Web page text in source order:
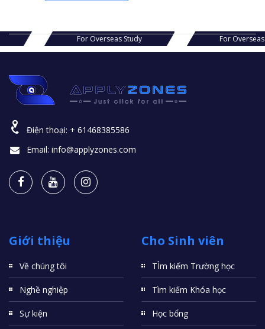
For Overseas Study For
Điện thoại: + 61468385586
Email: info@applyzones.com
Giới thiệu
Về chúng tôi
Nghề nghiệp
Sự kiện
Cho Sinh viên
TÌm kiếm Trường học
Tìm kiếm Khóa học
Học bổng